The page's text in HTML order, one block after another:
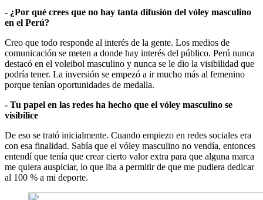
- ¿Por qué crees que no hay tanta difusión del vóley masculino
en el Perú?
Creo que todo responde al interés de la gente. Los medios de
comunicación se meten a donde hay interés del público. Perú nunca
destacó en el voleibol masculino y nunca se le dio la visibilidad que
podría tener. La inversión se empezó a ir mucho más al femenino
porque tenían oportunidades de medalla.
- Tu papel en las redes ha hecho que el vóley masculino se
visibilice
De eso se trató inicialmente. Cuando empiezo en redes sociales era
con esa finalidad. Sabía que el vóley masculino no vendía, entonces
entendí que tenía que crear cierto valor extra para que alguna marca
me quiera auspiciar, lo que iba a permitir de que me pudiera dedicar
al 100 % a mi deporte.